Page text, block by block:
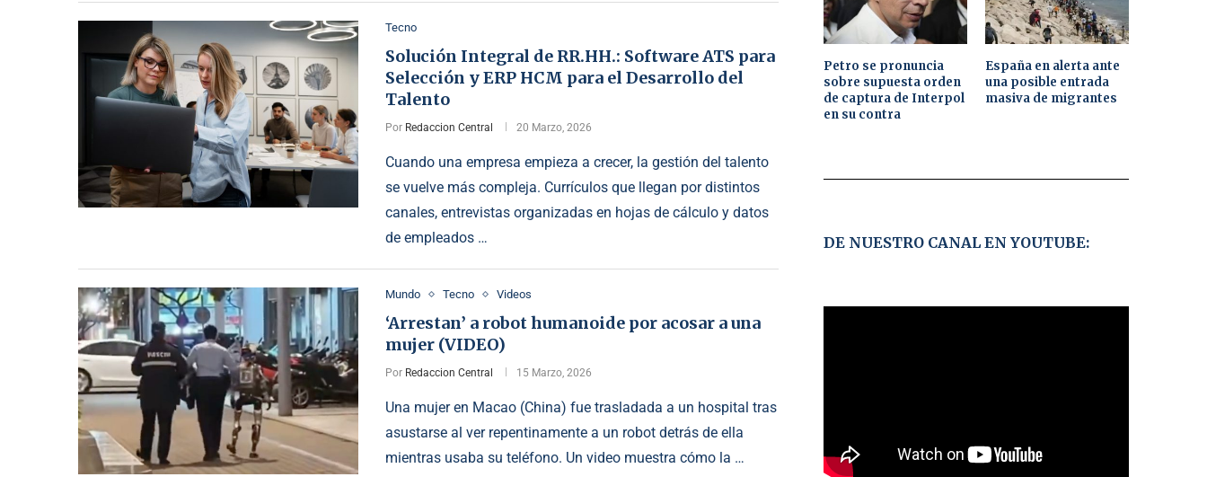
Tecno
Solución Integral de RR.HH.: Software ATS para
Selección y ERP HCM para el Desarrollo del
Talento
Por Redaccion Central 20 Marzo, 2026
Cuando una empresa empieza a crecer, la gestión del talento
se vuelve más compleja. Currículos que llegan por distintos
canales, entrevistas organizadas en hojas de cálculo y datos
de empleados …
Mundo Tecno Videos
‘Arrestan’ a robot humanoide por acosar a una
mujer (VIDEO)
Por Redaccion Central 15 Marzo, 2026
Una mujer en Macao (China) fue trasladada a un hospital tras
asustarse al ver repentinamente a un robot detrás de ella
mientras usaba su teléfono. Un video muestra cómo la …
Petro se pronuncia
sobre supuesta orden
de captura de Interpol
en su contra
España en alerta ante
una posible entrada
masiva de migrantes
DE NUESTRO CANAL EN YOUTUBE: